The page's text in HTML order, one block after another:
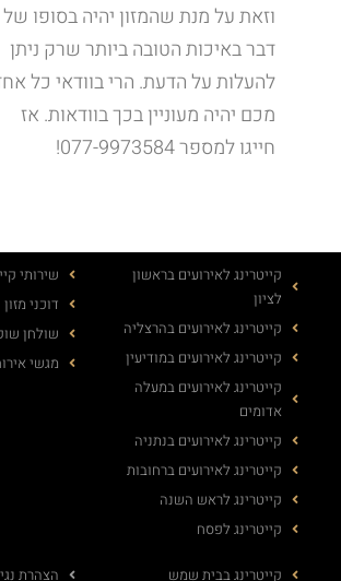
וזאת על מנת שהמזון יהיה בסופו של
דבר באיכות הטובה ביותר שרק ניתן
להעלות על הדעת. הרי בוודאי כל
מכם יהיה מעוניין בכך בוודאות. אז
חייגו למספר 077-9973584!
קייטרינג לאירועים בראשון
לציון
קייטרינג לאירועים בהרצליה
קייטרינג לאירועים במודיעין
קייטרינג לאירועים במעלה
אדומים
קייטרינג לאירועים בנתניה
קייטרינג לאירועים ברחובות
קייטרינג לראש השנה
קייטרינג לפסח
שירותי
דוכני מזון
שולחן
מגשי
קייטרינג בבית שמש הצהרת